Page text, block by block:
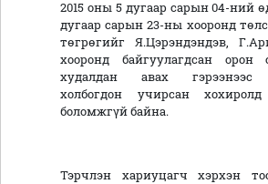
2015 оны 5 дугаар сарын 04-ний
дугаар сарын 23-ны хооронд
төгрөгийг Я.Цэрэндэндэв,
хооронд байгуулагдсан орон
худалдан авах гэрээнээс
холбогдон учирсан
боломжгүй байна.
Тэрчлэн хариуцагч хэрхэн